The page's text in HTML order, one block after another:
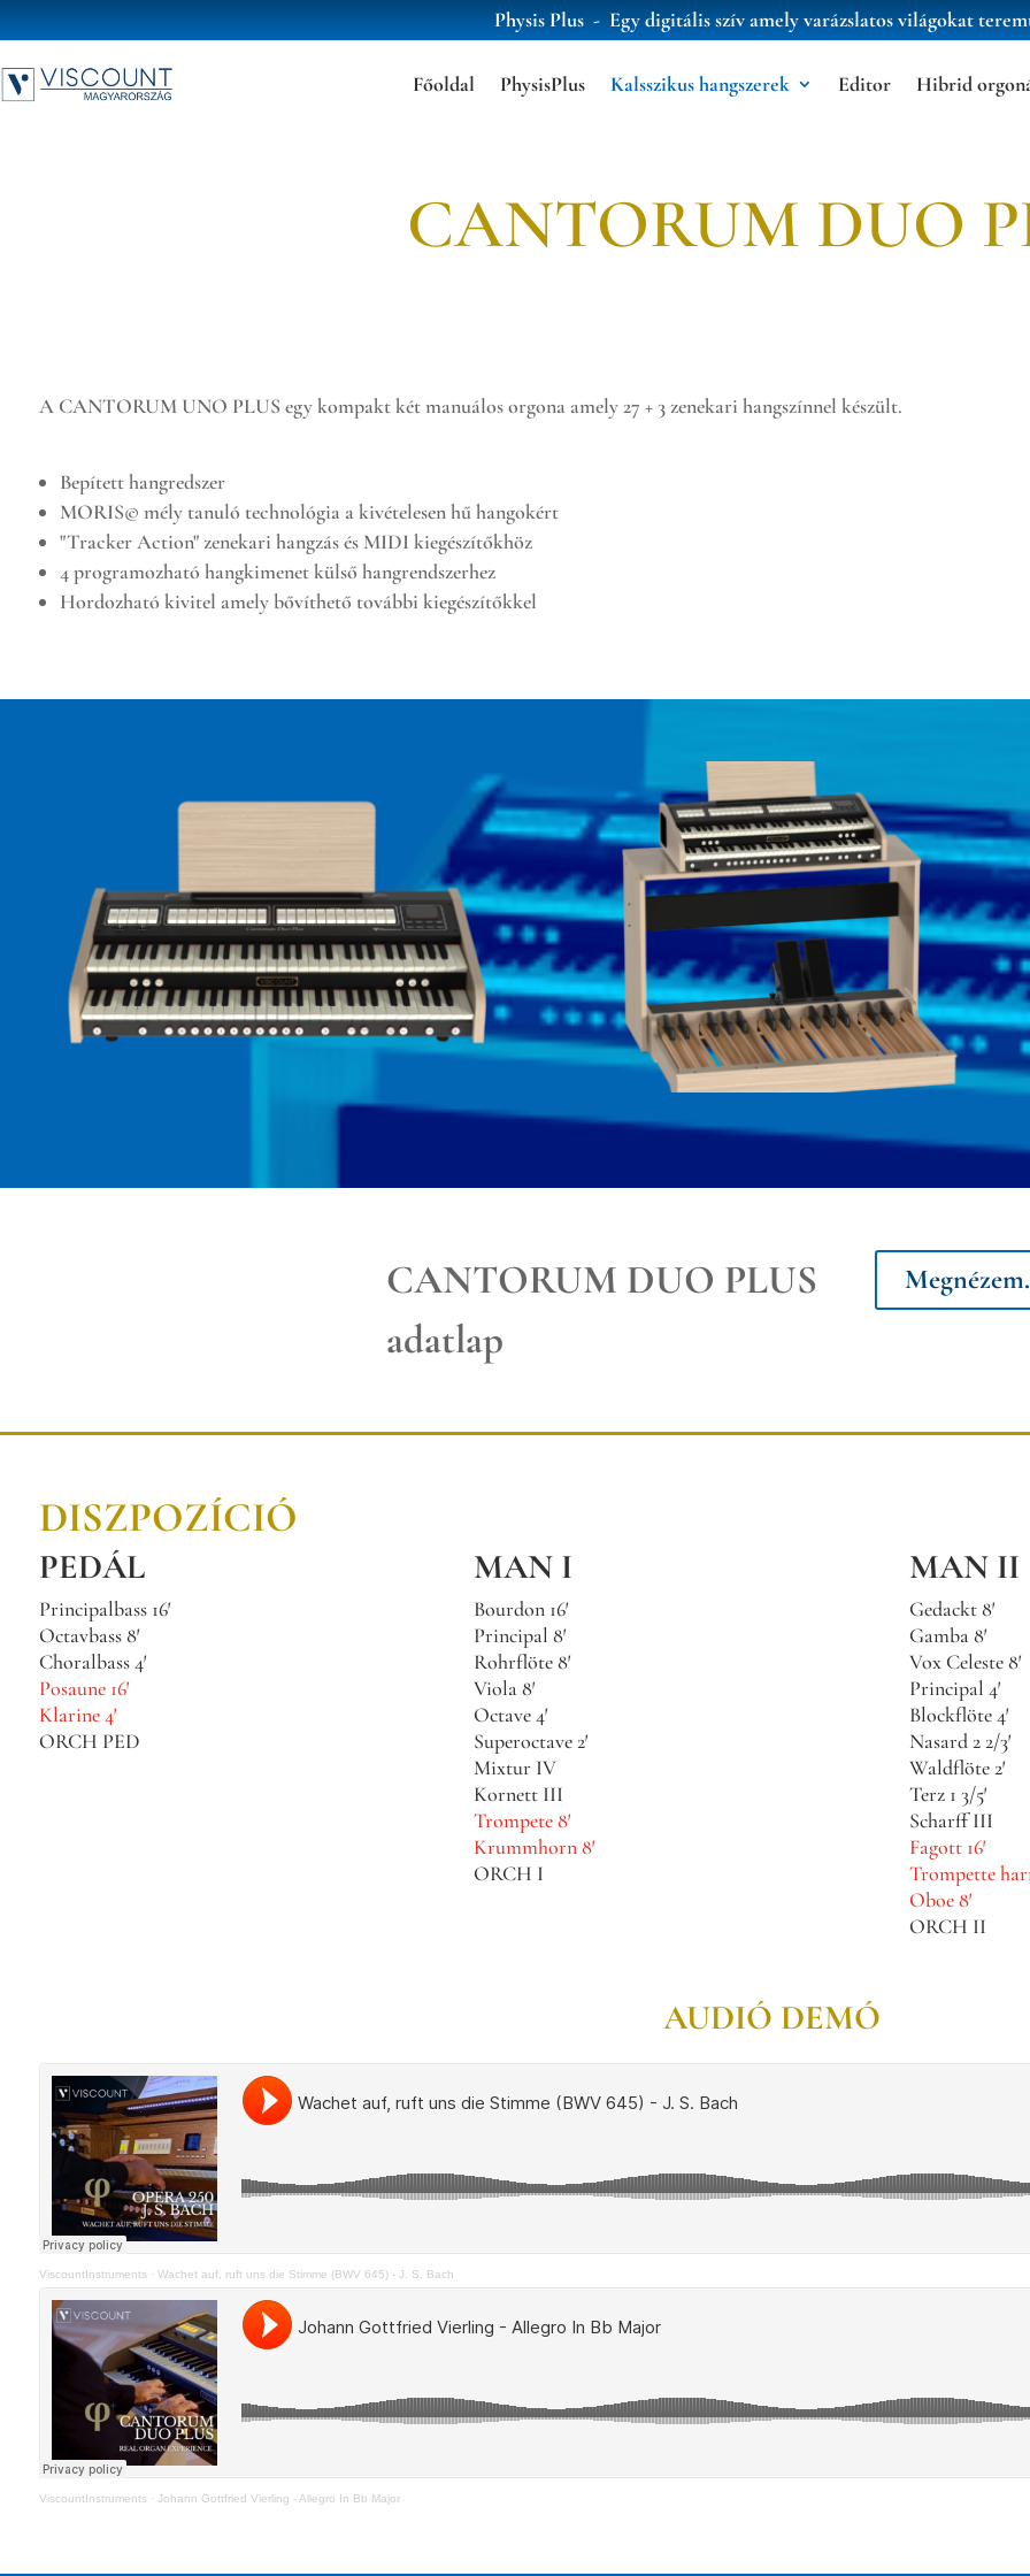
Physis Plus - Egy digitális szív amely varázslatos világokat
Főoldal PhysisPlus Kalsszikus hangszerek Editor Hibrid
CANTORUM DUO
A CANTORUM UNO PLUS egy kompakt két manuálos orgona amely 27 + 3 zenekari hangszínnel készült.
Bepített hangredszer
MORIS© mély tanuló technológia a kivételesen hű hangokért
"Tracker Action" zenekari hangzás és MIDI kiegészítőkhöz
4 programozható hangkimenet külső hangrendszerhez
Hordozható kivitel amely bővíthető további kiegészítőkkel
CANTORUM DUO PLUS
adatlap
DISZPOZÍCIÓ
PEDÁL
Principalbass 16′
Octavbass 8′
Choralbass 4′
Posaune 16′
Klarine 4′
ORCH PED
MAN I
Bourdon 16′
Principal 8′
Rohrflöte 8′
Viola 8′
Octave 4′
Superoctave 2′
Mixtur IV
Kornett III
Trompete 8′
Krummhorn 8′
ORCH I
MAN II
Gedackt 8′
Gamba 8′
Vox Celeste 8′
Principal 4′
Blockflöte 4′
Nasard 2 2/3′
Waldflöte 2′
Terz 1 3/5′
Scharff III
Fagott 16′
Trompette
Oboe 8′
ORCH II
AUDIÓ DEMÓ
ViscountInstruments· Wachet auf, ruft uns die Stimme (BWV 645) - J. S. Bach
ViscountInstruments· Johann Gottfried Vierling - Allegro In Bb Major